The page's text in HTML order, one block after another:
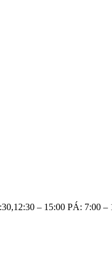
– 15:00 PÁ: 7:00 –